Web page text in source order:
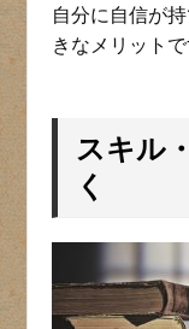
自分に自信が
きなメリットで
スキル
く